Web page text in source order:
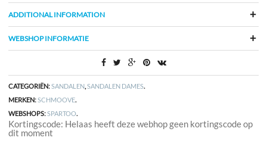
ADDITIONAL INFORMATION
WEBSHOP INFORMATIE
CATEGORIËN:SANDALEN,SANDALEN DAMES.
MERKEN:SCHMOOVE.
WEBSHOPS:SPARTOO.
Kortingscode: Helaas heeft deze webhop geen kortingscode op
dit moment